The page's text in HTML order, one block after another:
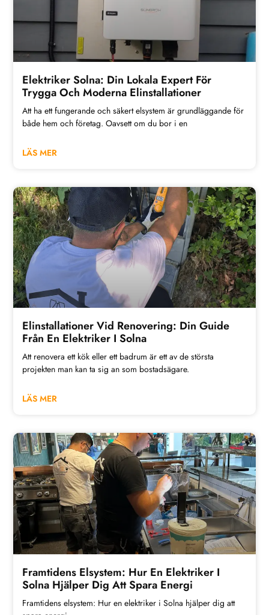
Elektriker Solna: Din Lokala Expert För
Trygga Och Moderna Elinstallationer
Att ha ett fungerande och säkert elsystem är grundläggande för
både hem och företag. Oavsett om du bor i en
LÄS MER
Elinstallationer Vid Renovering: Din Guide
Från En Elektriker I Solna
Att renovera ett kök eller ett badrum är ett av de största
projekten man kan ta sig an som bostadsägare.
LÄS MER
Framtidens Elsystem: Hur En Elektriker I
Solna Hjälper Dig Att Spara Energi
Framtidens elsystem: Hur en elektriker i Solna hjälper dig att